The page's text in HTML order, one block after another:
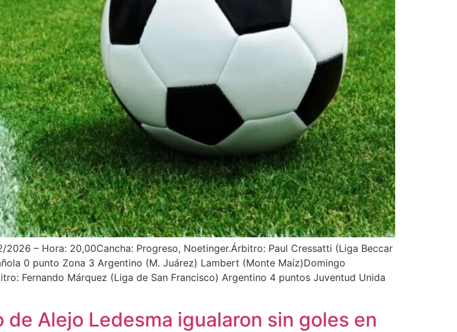
– Hora: 20,00Cancha: Progreso, Noetinger.Árbitro: Paul Cressatti (Liga Beccar
0 punto Zona 3 Argentino (M. Juárez) Lambert (Monte Maíz)Domingo
Fernando Márquez (Liga de San Francisco) Argentino 4 puntos Juventud Unida
Alejo Ledesma igualaron sin goles en